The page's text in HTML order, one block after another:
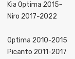
Kia Optima 2015-
Niro 2017-2022
Optima 2010-2015
Picanto 2011-2017